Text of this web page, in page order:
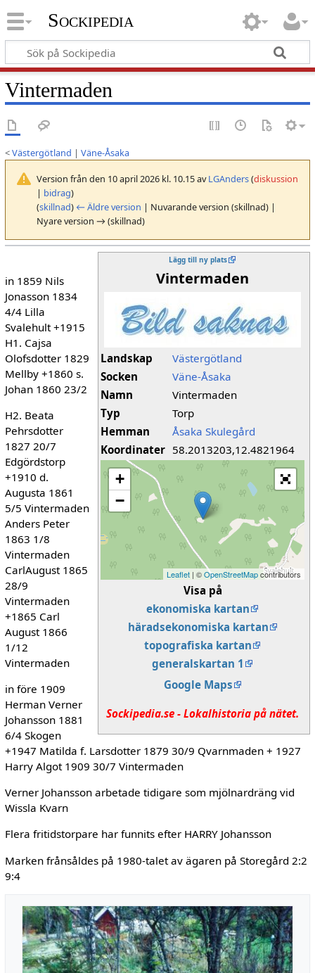
Sockipedia
Vintermaden
<Västergötland | Väne-Åsaka
Version från den 10 april 2026 kl. 10.15 avLGAnders(diskussion
| bidrag)
(skillnad) ← Äldre version | Nuvarande version (skillnad) |
Nyare version → (skillnad)
Lägg till ny plats
Vintermaden
Landskap
Västergötland
Socken
Väne-Åsaka
Namn
Vintermaden
Typ
Torp
Hemman
Åsaka Skulegård
Koordinater 58.2013203,12.4821964
+
−
Leaflet | ©OpenStreetMapcontributors
Visa på
ekonomiska kartan
häradsekonomiska kartan
topografiska kartan
generalskartan 1
Google Maps
Sockipedia.se - Lokalhistoria på nätet.
in 1859 Nils
Jonasson 1834
4/4 Lilla
Svalehult +1915
H1. Cajsa
Olofsdotter 1829
Mellby +1860 s.
Johan 1860 23/2
H2. Beata
Pehrsdotter
1827 20/7
Edgördstorp
+1910 d.
Augusta 1861
5/5 Vintermaden
Anders Peter
1863 1/8
Vintermaden
CarlAugust 1865
28/9
Vintermaden
+1865 Carl
August 1866
1/12
Vintermaden
in före 1909
Herman Verner
Johansson 1881
6/4 Skogen
+1947 Matilda f. Larsdotter 1879 30/9 Qvarnmaden + 1927
Harry Algot 1909 30/7 Vintermaden
Verner Johansson arbetade tidigare som mjölnardräng vid
Wissla Kvarn
Flera fritidstorpare har funnits efter HARRY Johansson
Marken frånsåldes på 1980-talet av ägaren på Storegård 2:2
9:4